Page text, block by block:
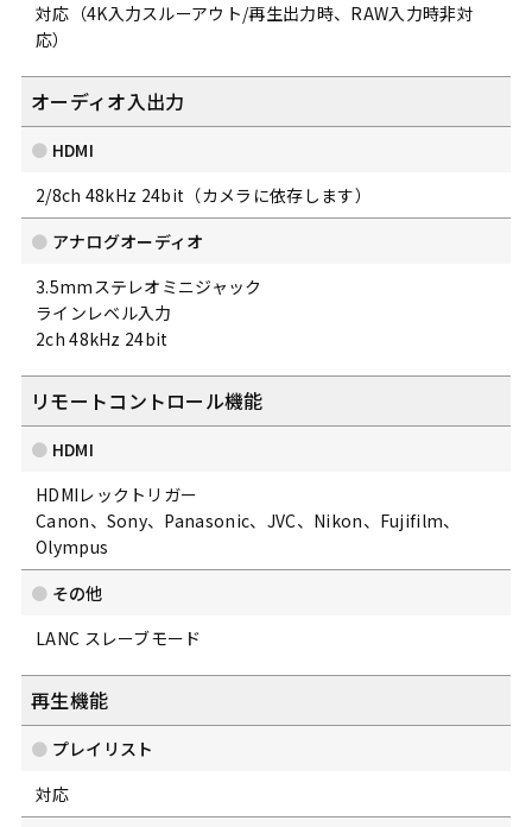
対応（4K入力スルーアウト/再生出力時、RAW入力時非対
応）
オーディオ入出力
HDMI
2/8ch 48kHz 24bit（カメラに依存します）
アナログオーディオ
3.5mmステレオミニジャック
ラインレベル入力
2ch 48kHz 24bit
リモートコントロール機能
HDMI
HDMIレックトリガー
Canon、Sony、Panasonic、JVC、Nikon、Fujifilm、
Olympus
その他
LANC スレーブモード
再生機能
プレイリスト
対応